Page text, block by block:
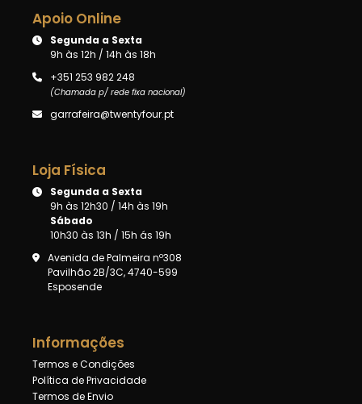
Apoio Online
Segunda a Sexta
9h às 12h / 14h às 18h
+351 253 982 248
(Chamada p/ rede fixa nacional)
garrafeira@twentyfour.pt
Loja Física
Segunda a Sexta
9h às 12h30 / 14h às 19h
Sábado
10h30 às 13h / 15h ás 19h
Avenida de Palmeira nº308
Pavilhão 2B/3C, 4740-599
Esposende
Informações
Termos e Condições
Política de Privacidade
Termos de Envio